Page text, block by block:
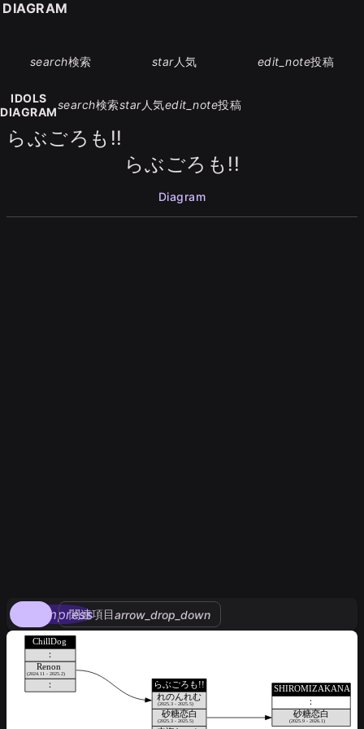
search検索 star人気 edit_note投稿
IDOLS
DIAGRAM
search検索star人気edit_note投稿
らぶごろも!!
らぶごろも!!
Diagram
compress
関連項目arrow_drop_down